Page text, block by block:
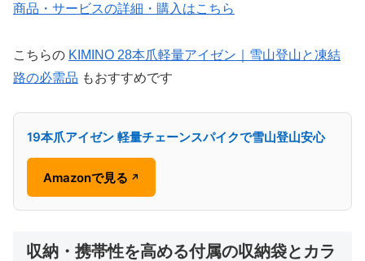
商品・サービスの詳細・購入はこちら
こちらの KIMINO 28本爪軽量アイゼン｜雪山登山と凍結
路の必需品 もおすすめです
19本爪アイゼン 軽量チェーンスパイクで雪山登山安心
Amazonで見る ↗
収納・携帯性を高める付属の収納袋とカラ